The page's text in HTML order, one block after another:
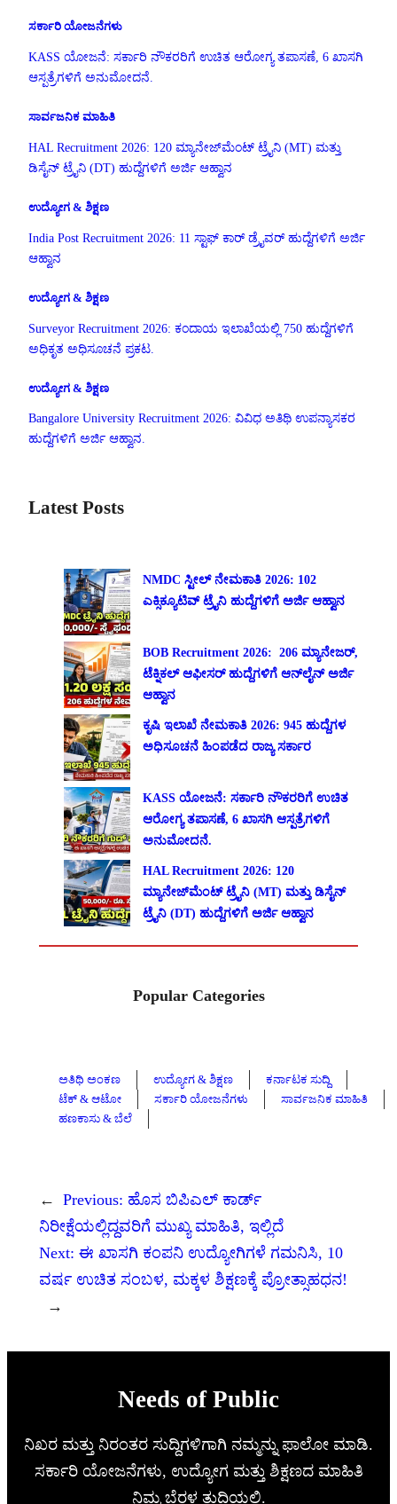
ಸರ್ಕಾರಿ ಯೋಜನೆಗಳು
KASS ಯೋಜನೆ: ಸರ್ಕಾರಿ ನೌಕರರಿಗೆ ಉಚಿತ ಆರೋಗ್ಯ ತಪಾಸಣೆ, 6 ಖಾಸಗಿ
ಆಸ್ಪತ್ರೆಗಳಿಗೆ ಅನುಮೋದನೆ.
ಸಾರ್ವಜನಿಕ ಮಾಹಿತಿ
HAL Recruitment 2026: 120 ಮ್ಯಾನೇಜ್‌ಮೆಂಟ್ ಟ್ರೈನಿ (MT) ಮತ್ತು
ಡಿಸೈನ್ ಟ್ರೈನಿ (DT) ಹುದ್ದೆಗಳಿಗೆ ಅರ್ಜಿ ಆಹ್ವಾನ
ಉದ್ಯೋಗ & ಶಿಕ್ಷಣ
India Post Recruitment 2026: 11 ಸ್ಟಾಫ್ ಕಾರ್ ಡ್ರೈವರ್ ಹುದ್ದೆಗಳಿಗೆ ಅರ್ಜಿ
ಆಹ್ವಾನ
ಉದ್ಯೋಗ & ಶಿಕ್ಷಣ
Surveyor Recruitment 2026: ಕಂದಾಯ ಇಲಾಖೆಯಲ್ಲಿ 750 ಹುದ್ದೆಗಳಿಗೆ
ಅಧಿಕೃತ ಅಧಿಸೂಚನೆ ಪ್ರಕಟ.
ಉದ್ಯೋಗ & ಶಿಕ್ಷಣ
Bangalore University Recruitment 2026: ವಿವಿಧ ಅತಿಥಿ ಉಪನ್ಯಾಸಕರ
ಹುದ್ದೆಗಳಿಗೆ ಅರ್ಜಿ ಆಹ್ವಾನ.
Latest Posts
NMDC ಸ್ಟೀಲ್ ನೇಮಕಾತಿ 2026: 102
ಎಕ್ಸಿಕ್ಯೂಟಿವ್ ಟ್ರೈನಿ ಹುದ್ದೆಗಳಿಗೆ ಅರ್ಜಿ ಆಹ್ವಾನ
BOB Recruitment 2026: 206 ಮ್ಯಾನೇಜರ್,
ಟೆಕ್ನಿಕಲ್ ಆಫೀಸರ್ ಹುದ್ದೆಗಳಿಗೆ ಆನ್‌ಲೈನ್ ಅರ್ಜಿ
ಆಹ್ವಾನ
ಕೃಷಿ ಇಲಾಖೆ ನೇಮಕಾತಿ 2026: 945 ಹುದ್ದೆಗಳ
ಅಧಿಸೂಚನೆ ಹಿಂಪಡೆದ ರಾಜ್ಯ ಸರ್ಕಾರ
KASS ಯೋಜನೆ: ಸರ್ಕಾರಿ ನೌಕರರಿಗೆ ಉಚಿತ
ಆರೋಗ್ಯ ತಪಾಸಣೆ, 6 ಖಾಸಗಿ ಆಸ್ಪತ್ರೆಗಳಿಗೆ
ಅನುಮೋದನೆ.
HAL Recruitment 2026: 120
ಮ್ಯಾನೇಜ್‌ಮೆಂಟ್ ಟ್ರೈನಿ (MT) ಮತ್ತು ಡಿಸೈನ್
ಟ್ರೈನಿ (DT) ಹುದ್ದೆಗಳಿಗೆ ಅರ್ಜಿ ಆಹ್ವಾನ
Popular Categories
ಅತಿಥಿ ಅಂಕಣ ಉದ್ಯೋಗ & ಶಿಕ್ಷಣ
ಕರ್ನಾಟಕ ಸುದ್ದಿ
ಟೆಕ್ & ಆಟೋ
ಸರ್ಕಾರಿ ಯೋಜನೆಗಳು
ಸಾರ್ವಜನಿಕ ಮಾಹಿತಿ
ಹಣಕಾಸು & ಬೆಲೆ
← Previous: ಹೊಸ ಬಿಪಿಎಲ್ ಕಾರ್ಡ್
ನಿರೀಕ್ಷೆಯಲ್ಲಿದ್ದವರಿಗೆ ಮುಖ್ಯ ಮಾಹಿತಿ, ಇಲ್ಲಿದೆ
Next: ಈ ಖಾಸಗಿ ಕಂಪನಿ ಉದ್ಯೋಗಿಗಳೆ ಗಮನಿಸಿ, 10
ವರ್ಷ ಉಚಿತ ಸಂಬಳ, ಮಕ್ಕಳ ಶಿಕ್ಷಣಕ್ಕೆ ಪ್ರೋತ್ಸಾಹಧನ!
→
Needs of Public
ನಿಖರ ಮತ್ತು ನಿರಂತರ ಸುದ್ದಿಗಳಿಗಾಗಿ ನಮ್ಮನ್ನು ಫಾಲೋ ಮಾಡಿ.
ಸರ್ಕಾರಿ ಯೋಜನೆಗಳು, ಉದ್ಯೋಗ ಮತ್ತು ಶಿಕ್ಷಣದ ಮಾಹಿತಿ
ನಿಮ್ಮ ಬೆರಳ ತುದಿಯಲ್ಲಿ.